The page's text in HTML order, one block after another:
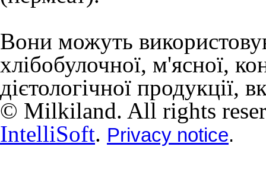
Вони можуть
хлібобулочної, м'ясної,
дієтологічної
© Milkiland. All rights
IntelliSoft. Privacy notice.